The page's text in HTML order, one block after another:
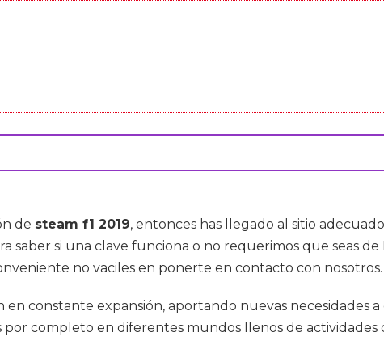
de steam f1 2019, entonces has llegado al sitio
saber si una clave funciona o no requerimos que seas
no vaciles en ponerte en contacto con nosotros.
constante expansión, aportando nuevas necesidades
completo en diferentes mundos llenos de actividades